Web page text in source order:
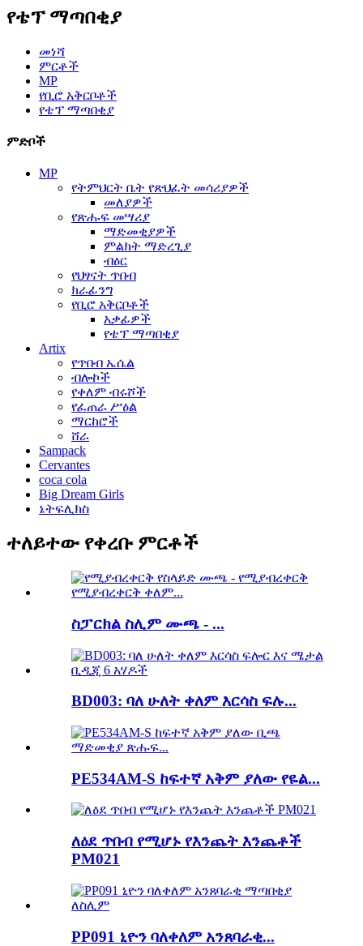
የቴፕ ማጣበቂያ
መነሻ
ምርቶች
MP
የቢሮ አቅርቦቶች
የቴፕ ማጣበቂያ
ምድቦች
MP
የትምህርት ቤት የጽህፈት መሳሪያዎች
መለያዎች
የጽሑፍ መሣሪያ
ማድመቂያዎች
ምልክት ማድረጊያ
ብዕር
የህፃናት ጥበብ
ክራፊንግ
የቢሮ አቅርቦቶች
አቃፊዎች
የቴፕ ማጣበቂያ
Artix
የጥበብ ኤሴል
ብሎኮች
የቀለም ብሩሾች
የፈጠራ ሥዕል
ማርከሮች
ሸራ
Sampack
Cervantes
coca cola
Big Dream Girls
ኔትፍሊክስ
ተለይተው የቀረቡ ምርቶች
ስፓርክል ስሊም ሙጫ - ...
BD003: ባለ ሁለት ቀለም እርሳስ ፍሉ...
PE534AM-S ከፍተኛ አቅም ያለው የዬል...
ለዕደ ጥበብ የሚሆኑ የእንጨት እንጨቶች
PM021
PP091 ኒዮን ባለቀለም አንጸባራቂ...